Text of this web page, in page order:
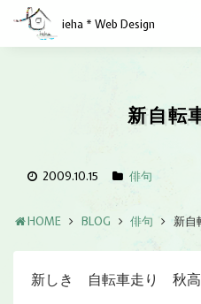
ieha * Web Design
新自転
2009.10.15 俳句
HOME BLOG 俳句 新自
新しき 自転車走り 秋